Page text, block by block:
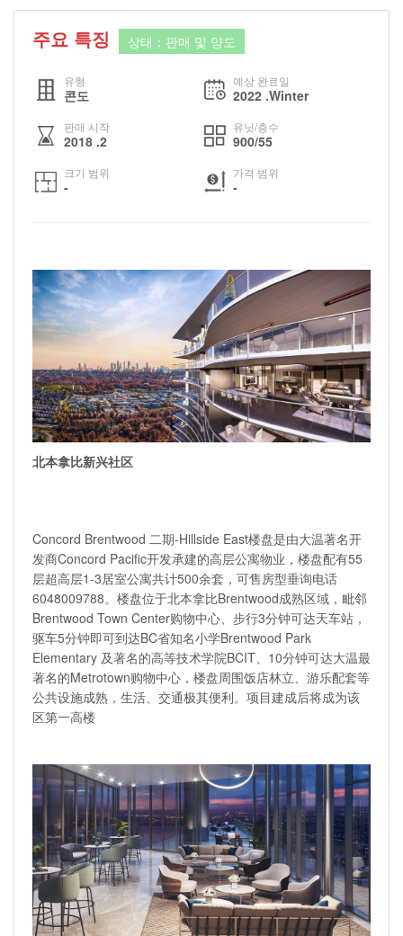
주요 특징 상태：판매 및 양도
유형
콘도
예상 완료일
2022 .Winter
판매 시작
2018 .2
유닛/층수
900/55
크기 범위
-
가격 범위
-
北本拿比新兴社区
Concord Brentwood 二期-Hillside East楼盘是由大温著名开
发商Concord Pacific开发承建的高层公寓物业，楼盘配有55
层超高层1-3居室公寓共计500余套，可售房型垂询电话
6048009788。楼盘位于北本拿比Brentwood成熟区域，毗邻
Brentwood Town Center购物中心、步行3分钟可达天车站，
驱车5分钟即可到达BC省知名小学Brentwood Park
Elementary 及著名的高等技术学院BCIT、10分钟可达大温最
著名的Metrotown购物中心，楼盘周围饭店林立、游乐配套等
公共设施成熟，生活、交通极其便利。项目建成后将成为该
区第一高楼